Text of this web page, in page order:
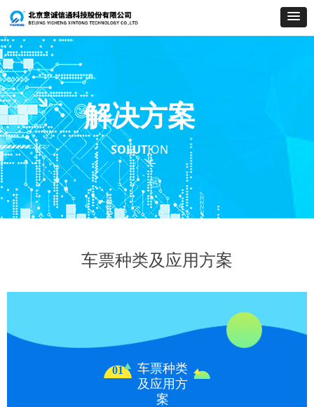
车票种类及应用方案
01
车票种类
及应用方
案
解决方案
SOLUTION